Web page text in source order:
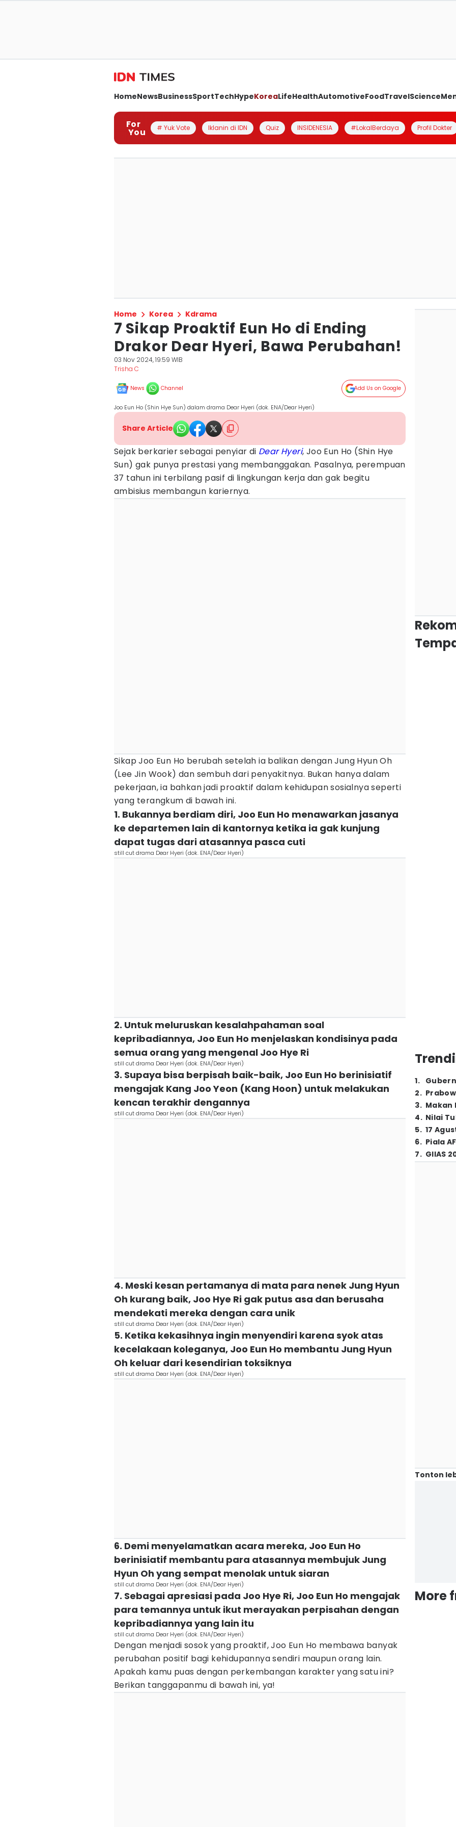
HomeNewsBusinessSportTechHypeKoreaLifeHealthAutomotiveFoodTravelScience
For
You # Yuk Vote Iklanin di IDN Quiz INSIDENESIA #LokalBerdaya Profil Dokter
Home Korea Kdrama
7 Sikap Proaktif Eun Ho di Ending
Drakor Dear Hyeri, Bawa Perubahan!
03 Nov 2024, 19:59 WIB
Trisha C
News Channel Add Us on Google
Joo Eun Ho (Shin Hye Sun) dalam drama Dear Hyeri (dok. ENA/Dear Hyeri)
Share Article
Sejak berkarier sebagai penyiar di Dear Hyeri, Joo Eun Ho (Shin Hye
Sun) gak punya prestasi yang membanggakan. Pasalnya, perempuan
37 tahun ini terbilang pasif di lingkungan kerja dan gak begitu
ambisius membangun kariernya.
Sikap Joo Eun Ho berubah setelah ia balikan dengan Jung Hyun Oh
(Lee Jin Wook) dan sembuh dari penyakitnya. Bukan hanya dalam
pekerjaan, ia bahkan jadi proaktif dalam kehidupan sosialnya seperti
yang terangkum di bawah ini.
1. Bukannya berdiam diri, Joo Eun Ho menawarkan jasanya
ke departemen lain di kantornya ketika ia gak kunjung
dapat tugas dari atasannya pasca cuti
still cut drama Dear Hyeri (dok. ENA/Dear Hyeri)
2. Untuk meluruskan kesalahpahaman soal
kepribadiannya, Joo Eun Ho menjelaskan kondisinya pada
semua orang yang mengenal Joo Hye Ri
still cut drama Dear Hyeri (dok. ENA/Dear Hyeri)
3. Supaya bisa berpisah baik-baik, Joo Eun Ho berinisiatif
mengajak Kang Joo Yeon (Kang Hoon) untuk melakukan
kencan terakhir dengannya
still cut drama Dear Hyeri (dok. ENA/Dear Hyeri)
4. Meski kesan pertamanya di mata para nenek Jung Hyun
Oh kurang baik, Joo Hye Ri gak putus asa dan berusaha
mendekati mereka dengan cara unik
still cut drama Dear Hyeri (dok. ENA/Dear Hyeri)
5. Ketika kekasihnya ingin menyendiri karena syok atas
kecelakaan koleganya, Joo Eun Ho membantu Jung Hyun
Oh keluar dari kesendirian toksiknya
still cut drama Dear Hyeri (dok. ENA/Dear Hyeri)
6. Demi menyelamatkan acara mereka, Joo Eun Ho
berinisiatif membantu para atasannya membujuk Jung
Hyun Oh yang sempat menolak untuk siaran
still cut drama Dear Hyeri (dok. ENA/Dear Hyeri)
7. Sebagai apresiasi pada Joo Hye Ri, Joo Eun Ho mengajak
para temannya untuk ikut merayakan perpisahan dengan
kepribadiannya yang lain itu
still cut drama Dear Hyeri (dok. ENA/Dear Hyeri)
Dengan menjadi sosok yang proaktif, Joo Eun Ho membawa banyak
perubahan positif bagi kehidupannya sendiri maupun orang lain.
Apakah kamu puas dengan perkembangan karakter yang satu ini?
Berikan tanggapanmu di bawah ini, ya!
1.
2.
3. Makan
4. Nilai
5. 17
6. Piala
7. GIIAS
Tonton
More